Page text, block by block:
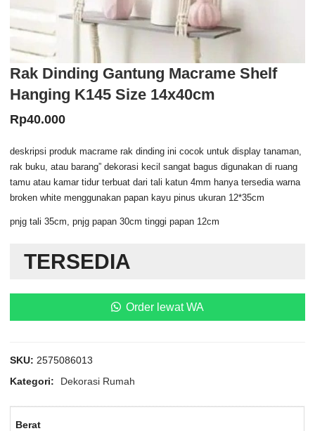
Rak Dinding Gantung Macrame Shelf
Hanging K145 Size 14x40cm
Rp40.000
deskripsi produk macrame rak dinding ini cocok untuk display tanaman,
rak buku, atau barang” dekorasi kecil sangat bagus digunakan di ruang
tamu atau kamar tidur terbuat dari tali katun 4mm hanya tersedia warna
broken white menggunakan papan kayu pinus ukuran 12*35cm
pnjg tali 35cm, pnjg papan 30cm tinggi papan 12cm
TERSEDIA
Order lewat WA
SKU: 2575086013
Kategori:
Dekorasi Rumah
Berat